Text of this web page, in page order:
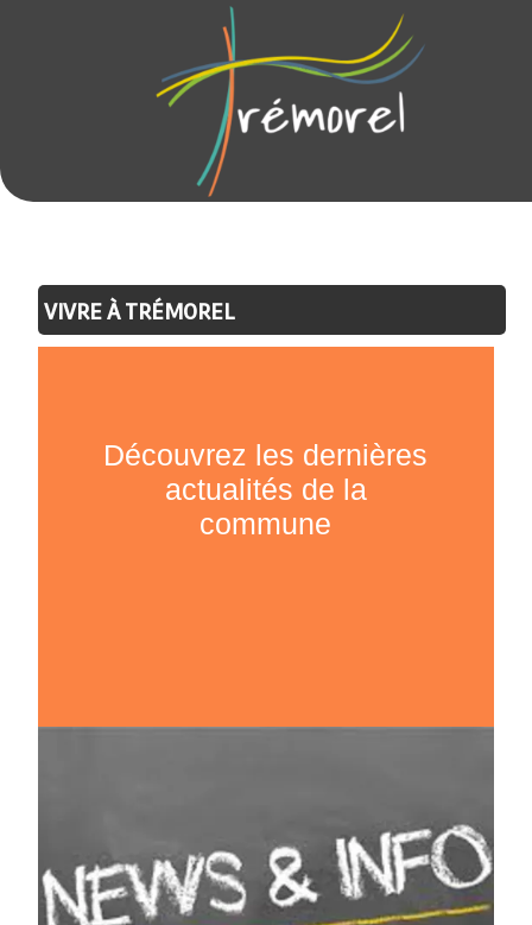
VIVRE À TRÉMOREL
Découvrez les dernières
actualités de la
commune